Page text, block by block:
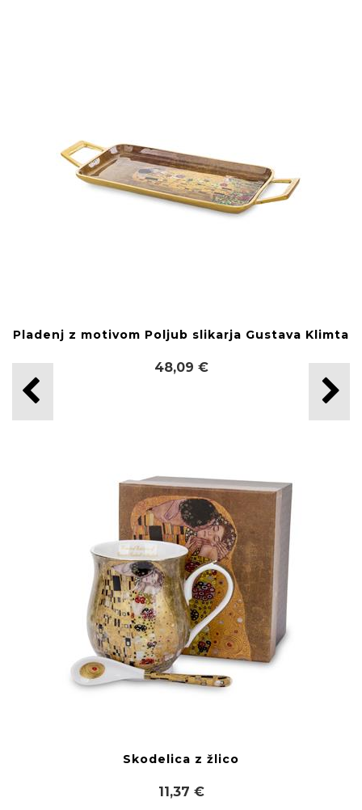
Pladenj z motivom Poljub slikarja Gustava Klimta
48,09 €
Skodelica z žlico
11,37 €